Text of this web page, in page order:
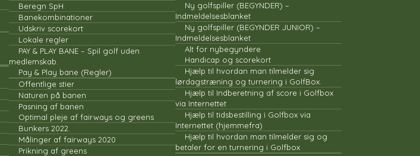
Beregn SpH
Banekombinationer
Udskriv scorekort
Lokale regler
PAY & PLAY BANE – Spil golf uden
medlemskab.
Pay & Play bane (Regler)
Offentlige stier
Naturen på banen
Pasning af banen
Optimal pleje af fairways og greens
Bunkers 2022.
Målinger af fairways 2020
Prikning af greens
Ny golfspiller (BEGYNDER) –
Indmeldelsesblanket
Ny golfspiller (BEGYNDER JUNIOR) –
Indmeldelsesblanket
Alt for nybegyndere
Handicap og scorekort
Hjælp til hvordan man tilmelder sig
lørdagstræning og turnering i GolfBox.
Hjælp til Indberetning af score i Golfbox
via Internettet
Hjælp til tidsbestilling i Golfbox via
Internettet (hjemmefra)
Hjælp til hvordan man tilmelder sig og
betaler for en turnering i Golfbox